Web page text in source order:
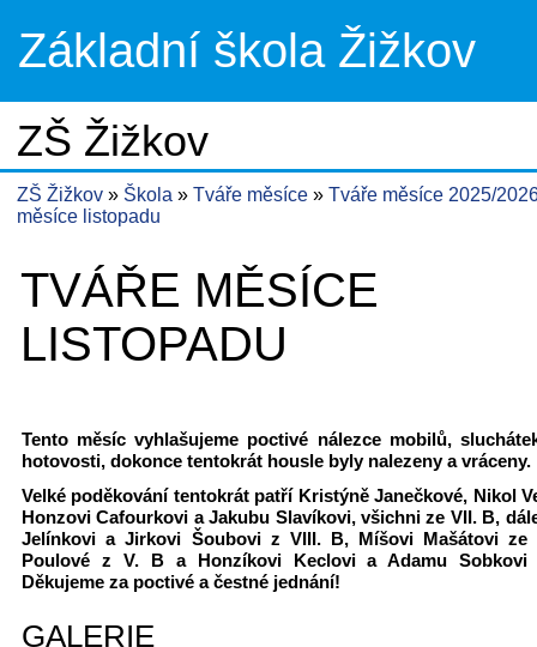
Základní škola Žižkov
ZŠ Žižkov
ZŠ Žižkov Škola Tváře měsíce
Tváře měsíce 2025/
měsíce listopadu
TVÁŘE MĚSÍCE
LISTOPADU
Tento měsíc vyhlašujeme poctivé nálezce mobilů,
hotovosti, dokonce tentokrát housle byly nalezeny a
Velké poděkování tentokrát patří Kristýně Janečkové, Nikol
Honzovi Cafourkovi a Jakubu Slavíkovi, všichni ze VII. B,
Jelínkovi a Jirkovi Šoubovi z VIII. B, Míšovi Mašátovi
Poulové z V. B a Honzíkovi Keclovi a Adamu
Děkujeme za poctivé a čestné jednání!
GALERIE